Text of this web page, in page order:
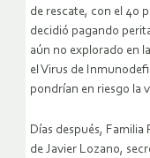
de rescate, con el 40
decidió pagando
aún no explorado en
el Virus de
pondrían en riesgo la
Días después,
de Javier Lozano,